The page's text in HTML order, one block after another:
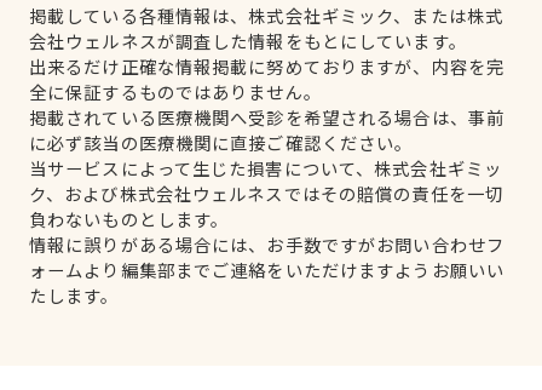
掲載している各種情報は、株式会社ギミック、または株式
会社ウェルネスが調査した情報をもとにしています。
出来るだけ正確な情報掲載に努めておりますが、内容を完
全に保証するものではありません。
掲載されている医療機関へ受診を希望される場合は、事前
に必ず該当の医療機関に直接ご確認ください。
当サービスによって生じた損害について、株式会社ギミッ
ク、および株式会社ウェルネスではその賠償の責任を一切
負わないものとします。
情報に誤りがある場合には、お手数ですがお問い合わせフ
ォームより編集部までご連絡をいただけますようお願いい
たします。